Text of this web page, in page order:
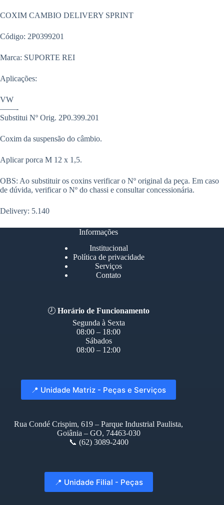
COXIM CAMBIO DELIVERY SPRINT
Código: 2P0399201
Marca: SUPORTE REI
Aplicações:
VW
——-
Substitui Nº Orig. 2P0.399.201
Coxim da suspensão do câmbio.
Aplicar porca M 12 x 1,5.
OBS: Ao substituir os coxins verificar o Nº original da peça. Em caso
de dúvida, verificar o Nº do chassi e consultar concessionária.
Delivery: 5.140
Informações
Institucional
Política de privacidade
Serviços
Contato
🕗Horário de Funcionamento
Segunda à Sexta
08:00 – 18:00
Sábados
08:00 – 12:00
📍 Unidade Matriz - Peças e Serviços
Rua Condé Crispim, 619 – Parque Industrial Paulista,
Goiânia – GO, 74463-030
📞 (62) 3089-2400
📍 Unidade Filial - Peças